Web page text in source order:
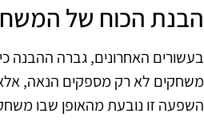
הבנת הכוח של
בעשורים האחרונים, גברה ההבנה
משחקים לא רק מספקים הנאה, אלא
השפעה זו נובעת מהאופן שבו